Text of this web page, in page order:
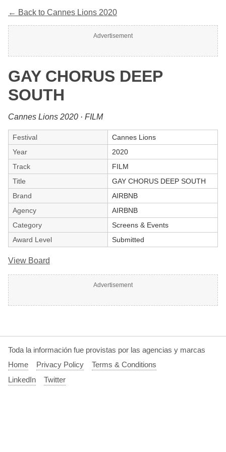
← Back to Cannes Lions 2020
Advertisement
GAY CHORUS DEEP
SOUTH
Cannes Lions 2020 · FILM
Festival
Cannes Lions
Year
2020
Track
FILM
Title
GAY CHORUS DEEP SOUTH
Brand
AIRBNB
Agency
AIRBNB
Category
Screens & Events
Award Level
Submitted
View Board
Advertisement
Toda la información fue provistas por las agencias y marcas
Home
Privacy Policy
Terms & Conditions
LinkedIn
Twitter